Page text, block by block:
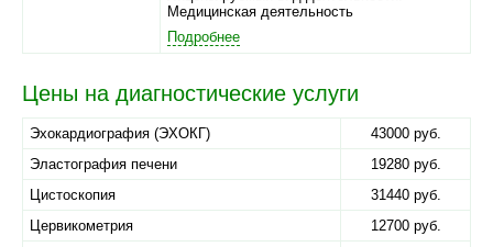
Медицинская деятельность
Подробнее
Цены на диагностические услуги
Эхокардиография (ЭХОКГ)
43000 руб.
Эластография печени
19280 руб.
Цистоскопия
31440 руб.
Цервикометрия
12700 руб.